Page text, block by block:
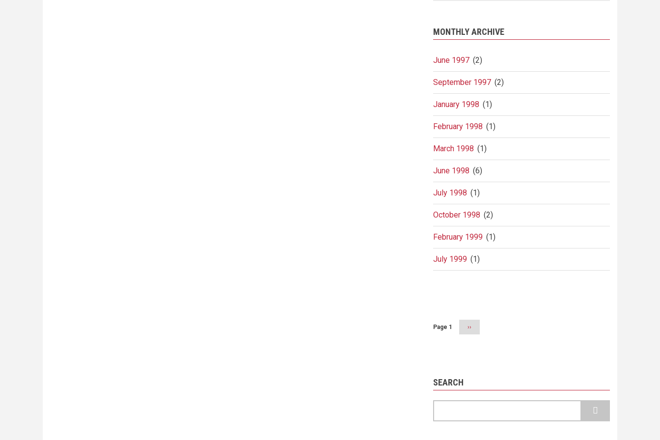
MONTHLY ARCHIVE
June 1997 (2)
September 1997 (2)
January 1998 (1)
February 1998 (1)
March 1998 (1)
June 1998 (6)
July 1998 (1)
October 1998 (2)
February 1999 (1)
July 1999 (1)
Page 1
Next
page
››
SEARCH